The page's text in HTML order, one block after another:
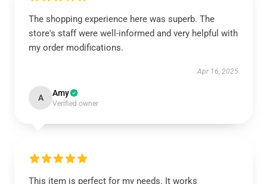
The shopping experience here was superb. The
store's staff were well-informed and very helpful with
my order modifications.
Apr 16, 2025
A Amy
Verified owner
This item is perfect for my needs. It works